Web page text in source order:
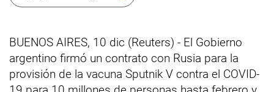
BUENOS AIRES, 10 dic (Reuters) - El Gobierno
argentino firmó un contrato con Rusia para la
provisión de la vacuna Sputnik V contra el COVID-